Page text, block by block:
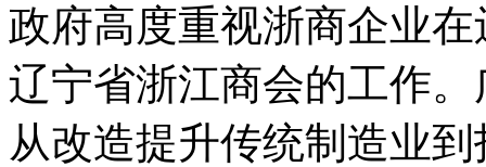
政府高度重视浙商企业
辽宁省浙江商会的工作
从改造提升传统制造业